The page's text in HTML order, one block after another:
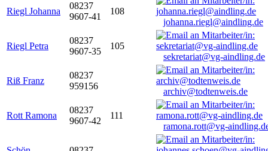
Riegl Johanna
08237
9607-41
108
johanna.riegl@aindling.de
Riegl Petra
08237
9607-35
105
sekretariat@vg-aindling.de
Riß Franz
08237
959156
archiv@todtenweis.de
Rott Ramona
08237
9607-42
111
ramona.rott@vg-